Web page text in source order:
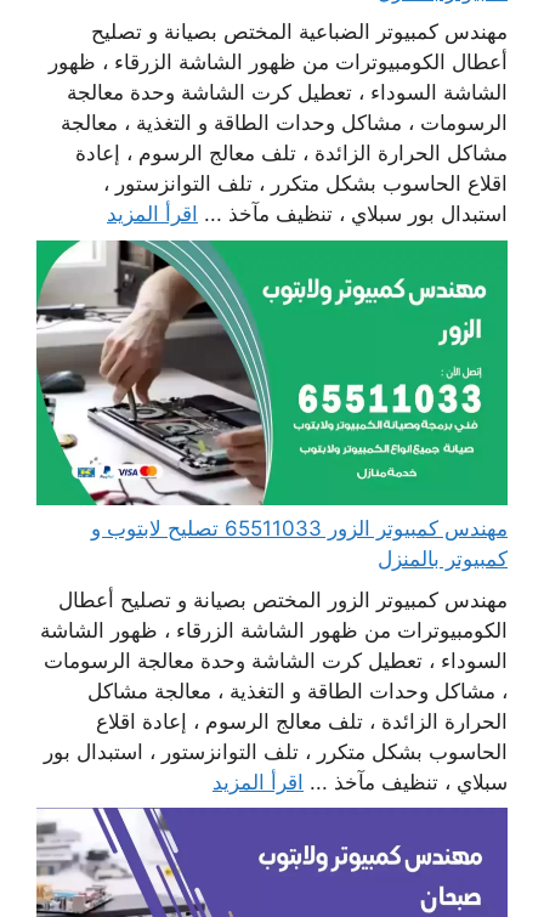
مهندس كمبيوتر الضباعية المختص بصيانة و تصليح
أعطال الكومبيوترات من ظهور الشاشة الزرقاء ، ظهور
الشاشة السوداء ، تعطيل كرت الشاشة وحدة معالجة
الرسومات ، مشاكل وحدات الطاقة و التغذية ، معالجة
مشاكل الحرارة الزائدة ، تلف معالج الرسوم ، إعادة
اقلاع الحاسوب بشكل متكرر ، تلف التوانزستور ،
استبدال بور سبلاي ، تنظيف مآخذ ... اقرأ المزيد
مهندس كمبيوتر الزور 65511033 تصليح لابتوب و
كمبيوتر بالمنزل
مهندس كمبيوتر الزور المختص بصيانة و تصليح أعطال
الكومبيوترات من ظهور الشاشة الزرقاء ، ظهور الشاشة
السوداء ، تعطيل كرت الشاشة وحدة معالجة الرسومات
، مشاكل وحدات الطاقة و التغذية ، معالجة مشاكل
الحرارة الزائدة ، تلف معالج الرسوم ، إعادة اقلاع
الحاسوب بشكل متكرر ، تلف التوانزستور ، استبدال بور
سبلاي ، تنظيف مآخذ ... اقرأ المزيد